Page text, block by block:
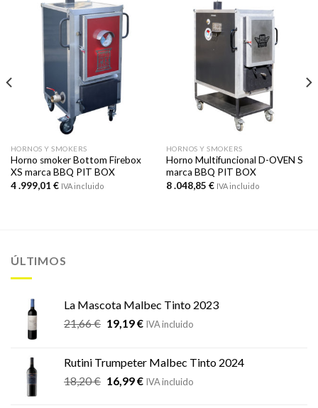
HORNOS Y SMOKERS
Horno smoker Bottom Firebox
XS marca BBQ PIT BOX
4 .999,01 € IVA incluido
HORNOS Y SMOKERS
Horno Multifuncional D-OVEN S
marca BBQ PIT BOX
8 .048,85 € IVA incluido
ÚLTIMOS
La Mascota Malbec Tinto 2023
21,66€ El
era:
21,66 €.
19,19€El
es:
19,19 €.
IVA incluido
Rutini Trumpeter Malbec Tinto 2024
18,20€ El
16,99€ElIVA incluido